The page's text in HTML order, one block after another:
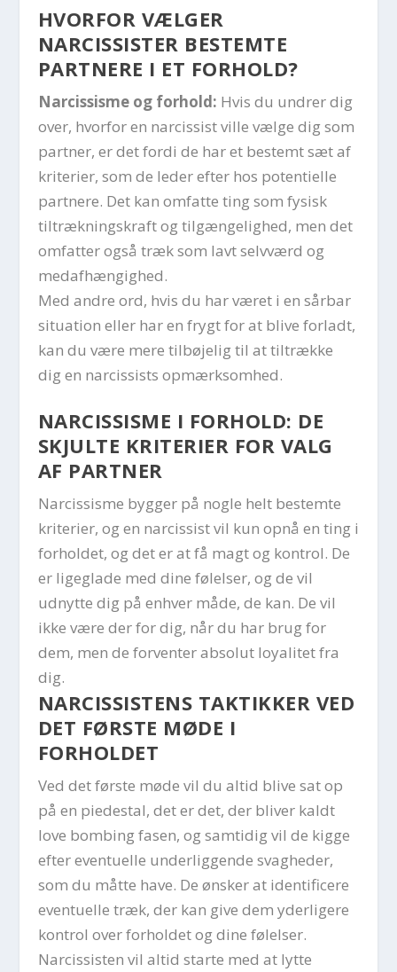
HVORFOR VÆLGER
NARCISSISTER BESTEMTE
PARTNERE I ET FORHOLD?
Narcissisme og forhold: Hvis du undrer dig
over, hvorfor en narcissist ville vælge dig som
partner, er det fordi de har et bestemt sæt af
kriterier, som de leder efter hos potentielle
partnere. Det kan omfatte ting som fysisk
tiltrækningskraft og tilgængelighed, men det
omfatter også træk som lavt selvværd og
medafhængighed.
Med andre ord, hvis du har været i en sårbar
situation eller har en frygt for at blive forladt,
kan du være mere tilbøjelig til at tiltrække
dig en narcissists opmærksomhed.
NARCISSISME I FORHOLD: DE
SKJULTE KRITERIER FOR VALG
AF PARTNER
Narcissisme bygger på nogle helt bestemte
kriterier, og en narcissist vil kun opnå en ting i
forholdet, og det er at få magt og kontrol. De
er ligeglade med dine følelser, og de vil
udnytte dig på enhver måde, de kan. De vil
ikke være der for dig, når du har brug for
dem, men de forventer absolut loyalitet fra
dig.
NARCISSISTENS TAKTIKKER VED
DET FØRSTE MØDE I
FORHOLDET
Ved det første møde vil du altid blive sat op
på en piedestal, det er det, der bliver kaldt
love bombing fasen, og samtidig vil de kigge
efter eventuelle underliggende svagheder,
som du måtte have. De ønsker at identificere
eventuelle træk, der kan give dem yderligere
kontrol over forholdet og dine følelser.
Narcissisten vil altid starte med at lytte